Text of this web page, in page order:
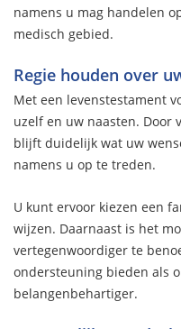
namens u mag handelen
medisch gebied.
Regie houden over
Met een levenstestament
uzelf en uw naasten. Door
blijft duidelijk wat uw
namens u op te treden.
U kunt ervoor kiezen een
wijzen. Daarnaast is het
vertegenwoordiger te
ondersteuning bieden als
belangenbehartiger.